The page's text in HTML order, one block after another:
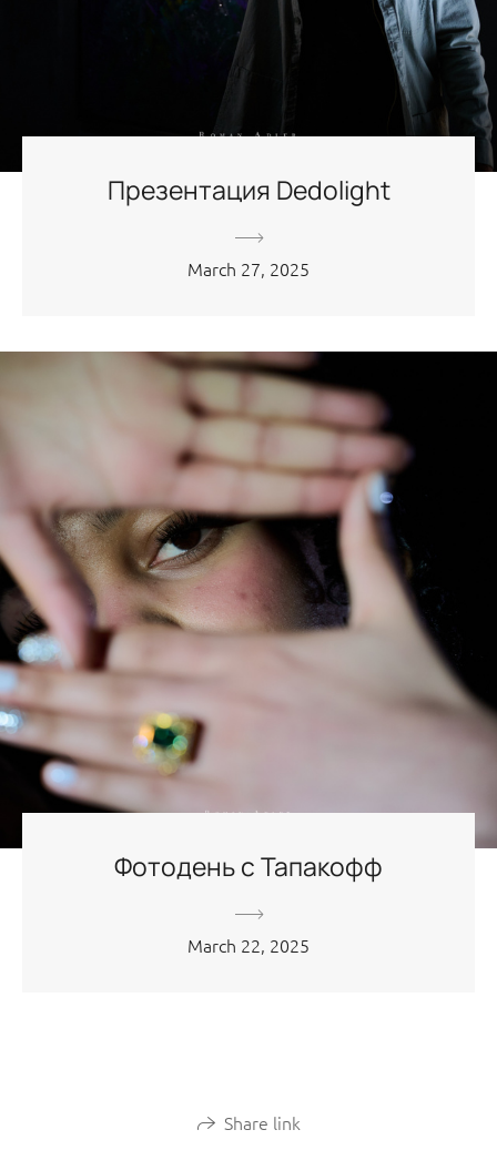
Презентация Dedolight
March 27, 2025
Фотодень с Тапакофф
March 22, 2025
Share link